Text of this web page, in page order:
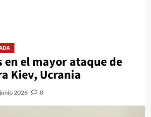
en el mayor ataque de
Kiev, Ucrania
2026 0